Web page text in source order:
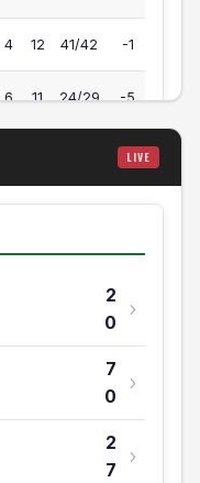
4 12 41/42 -1
6 11 24/29 -5 33
-9 33
10 9 36/38 -2 31
DB
-2 0
LIVE
2
0
7
0
2
7